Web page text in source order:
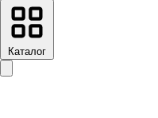
Каталог